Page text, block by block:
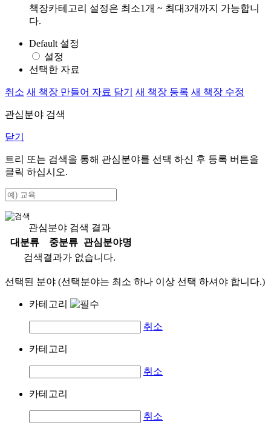
책장카테고리 설정은 최소1개 ~ 최대3개까지 가능합니
다.
Default 설정
설정
선택한 자료
취소 새 책장 만들어 자료 담기 새 책장 등록 새 책장 수정
관심분야 검색
닫기
트리 또는 검색을 통해 관심분야를 선택 하신 후 등록 버튼을
클릭 하십시오.
관심분야 검색 결과
대분류
중분류
관심분야명
검색결과가 없습니다.
선택된 분야 (선택분야는 최소 하나 이상 선택 하셔야 합니다.)
카테고리
취소
카테고리
취소
카테고리
취소